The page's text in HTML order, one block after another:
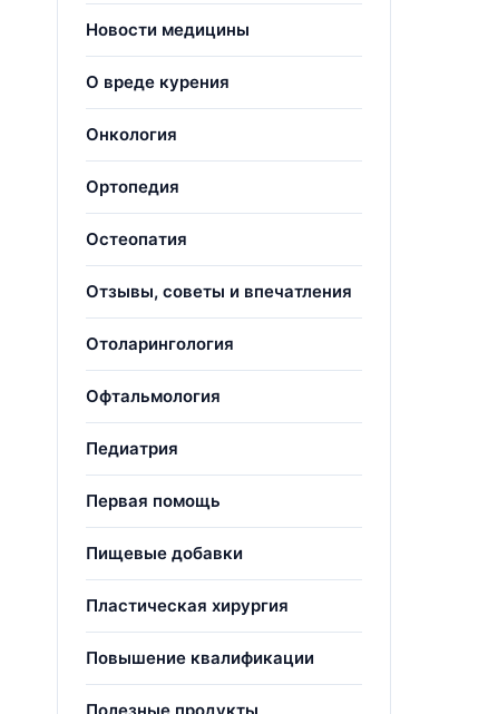
Новости медицины
О вреде курения
Онкология
Ортопедия
Остеопатия
Отзывы, советы и впечатления
Отоларингология
Офтальмология
Педиатрия
Первая помощь
Пищевые добавки
Пластическая хирургия
Повышение квалификации